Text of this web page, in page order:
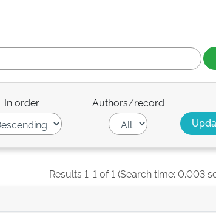
In order Authors/record
Results 1-1 of 1 (Search time: 0.003